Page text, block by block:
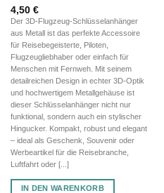
4,50 €
Der 3D-Flugzeug-Schlüsselanhänger
aus Metall ist das perfekte Accessoire
für Reisebegeisterte, Piloten,
Flugzeugliebhaber oder einfach für
Menschen mit Fernweh. Mit seinem
detailreichen Design in echter 3D-Optik
und hochwertigem Metallgehäuse ist
dieser Schlüsselanhänger nicht nur
funktional, sondern auch ein stylischer
Hingucker. Kompakt, robust und elegant
– ideal als Geschenk, Souvenir oder
Werbeartikel für die Reisebranche,
Luftfahrt oder [...]
IN DEN WARENKORB